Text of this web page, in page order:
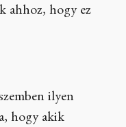
ahhoz, hogy ez
ilyen
hogy akik